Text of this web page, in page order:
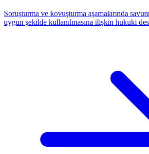
Soruşturma ve kovuşturma aşamalarında
uygun şekilde kullanılmasına ilişkin hukuki